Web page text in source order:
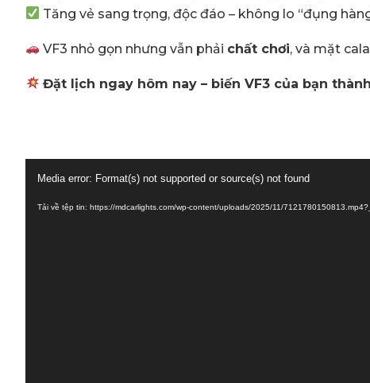
Tăng vẻ sang trọng, độc đáo – không lo “đụng
VF3 nhỏ gọn nhưng vẫn phải chất chơi, và mặt
Đặt lịch ngay hôm nay – biến VF3 của bạn
Video
Media error: Format(s) not supported or source(s) not found
Tải về tệp tin: https://mdcarlights.com/wp-content/uploads/2025/11/